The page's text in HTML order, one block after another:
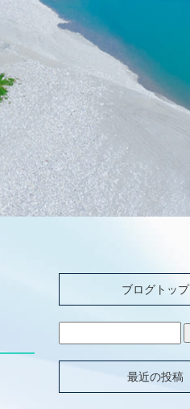
ブログトップ
最近の投稿